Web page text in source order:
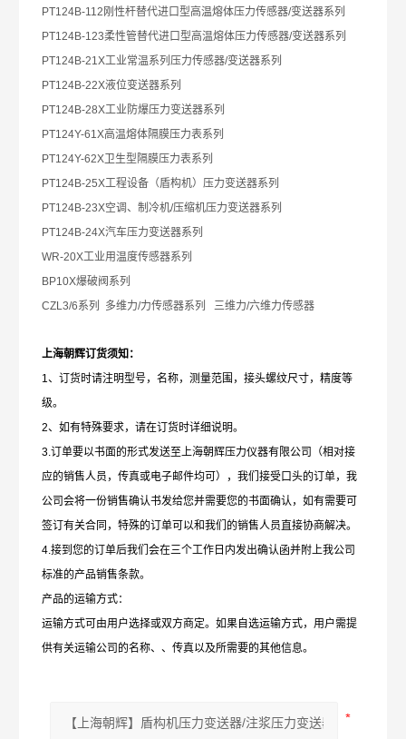
PT124B-112 刚性杆替代进口型高温熔体压力传感器/变送器系列
PT124B-123柔性管替代进口型高温熔体压力传感器/变送器系列
PT124B-21X工业常温系列压力传感器/变送器系列
PT124B-22X液位变送器系列
PT124B-28X工业防爆压力变送器系列
PT124Y-61X高温熔体隔膜压力表系列
PT124Y-62X 卫生型隔膜压力表系列
PT124B-25X工程设备（盾构机）压力变送器系列
PT124B-23X空调、制冷机/压缩机压力变送器系列
PT124B-24X汽车压力变送器系列
WR-20X工业用温度传感器系列
BP10X爆破阀系列
CZL3/6系列 多维力/力传感器系列 三维力/六维力传感器
上海朝辉订货须知：
1、订货时请注明型号，名称，测量范围，接头螺纹尺寸，精度等
级。
2、如有特殊要求，请在订货时详细说明。
3.订单要以书面的形式发送至上海朝辉压力仪器有限公司（相对接
应的销售人员，传真或电子邮件均可），我们接受口头的订单，我
公司会将一份销售确认书发给您并需要您的书面确认，如有需要可
签订有关合同，特殊的订单可以和我们的销售人员直接协商解决。
4.接到您的订单后我们会在三个工作日内发出确认函并附上我公司
标准的产品销售条款。
产品的运输方式：
运输方式可由用户选择或双方商定。如果自选运输方式，用户需提
供有关运输公司的名称、、传真以及所需要的其他信息。